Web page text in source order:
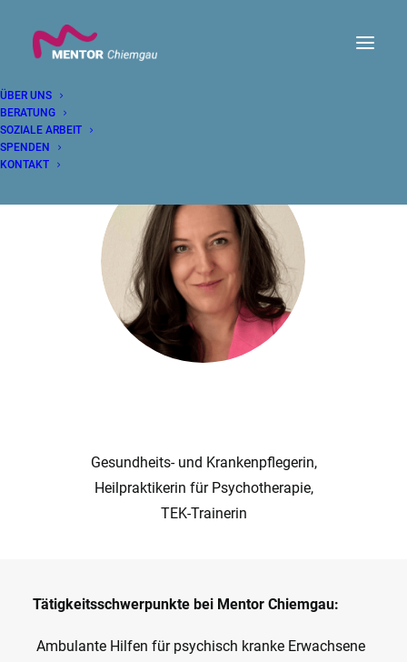
ÜBER UNS
BERATUNG
SOZIALE ARBEIT
SPENDEN
KONTAKT
Gesundheits- und Krankenpflegerin,
Heilpraktikerin für Psychotherapie,
TEK-Trainerin
Tätigkeitsschwerpunkte bei Mentor Chiemgau:
Ambulante Hilfen für psychisch kranke Erwachsene